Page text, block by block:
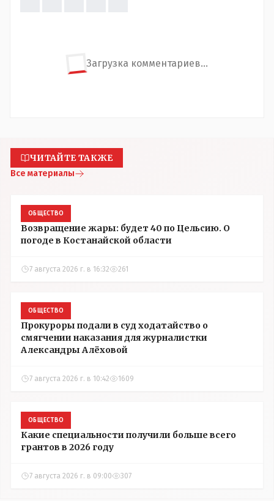
Загрузка комментариев...
ЧИТАЙТЕ ТАКЖЕ
Все материалы
ОБЩЕСТВО
Возвращение жары: будет 40 по Цельсию. О
погоде в Костанайской области
7 августа 2026 г. в 16:32 261
ОБЩЕСТВО
Прокуроры подали в суд ходатайство о
смягчении наказания для журналистки
Александры Алёховой
7 августа 2026 г. в 10:42 1609
ОБЩЕСТВО
Какие специальности получили больше всего
грантов в 2026 году
7 августа 2026 г. в 09:00 307